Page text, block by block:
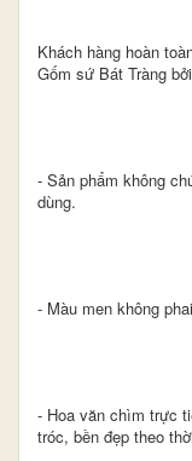
Khách hàng hoàn
Gốm sứ Bát Tràng
- Sản phẩm không
dùng.
- Màu men không
- Hoa văn chìm trực
tróc, bền đẹp theo